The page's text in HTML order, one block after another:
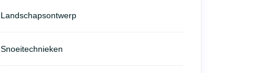
Landschapsontwerp
Snoeitechnieken